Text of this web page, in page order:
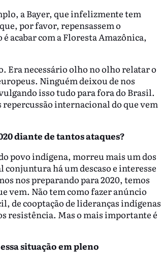
a Bayer, que infelizmente tem
por favor, repensassem o
acabar com a Floresta Amazônica,
Era necessário olho no olho relatar o
Ninguém deixou de nos
isso tudo para fora do Brasil.
internacional do que vem
diante de tantos ataques?
povo indígena, morreu mais um dos
conjuntura há um descaso e interesse
nos preparando para 2020, temos
vem. Não tem como fazer anúncio
de cooptação de lideranças indígenas
resistência. Mas o mais importante é
situação em pleno